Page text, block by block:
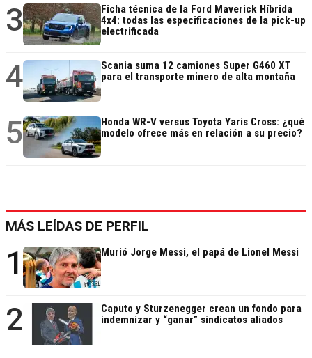
3
Ficha técnica de la Ford Maverick Híbrida
4x4: todas las especificaciones de la pick-up
electrificada
4
Scania suma 12 camiones Super G460 XT
para el transporte minero de alta montaña
5
Honda WR-V versus Toyota Yaris Cross: ¿qué
modelo ofrece más en relación a su precio?
MÁS LEÍDAS DE PERFIL
1 Murió Jorge Messi, el papá de Lionel Messi
2
Caputo y Sturzenegger crean un fondo para
indemnizar y “ganar” sindicatos aliados